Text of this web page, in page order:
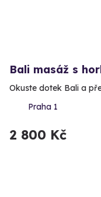
Bali masáž s
Okuste dotek Bali a
Praha 1
2 800 Kč